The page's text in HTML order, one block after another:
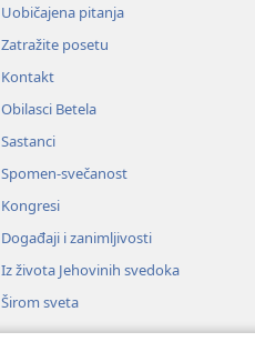
Uobičajena pitanja
Zatražite posetu
Kontakt
Obilasci Betela
Sastanci
Spomen-svečanost
Kongresi
Događaji i zanimljivosti
Iz života Jehovinih svedoka
Širom sveta